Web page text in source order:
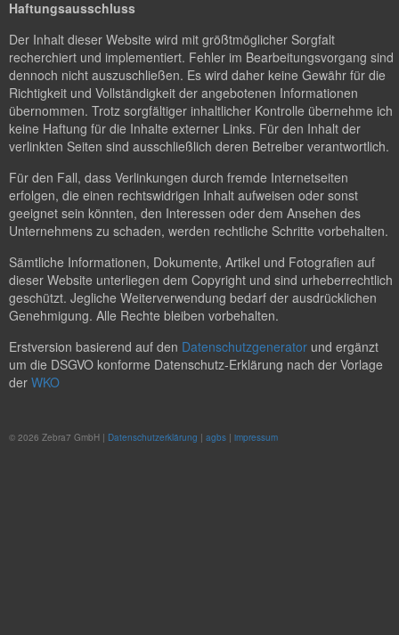
Haftungsausschluss
Der Inhalt dieser Website wird mit größtmöglicher Sorgfalt
recherchiert und implementiert. Fehler im Bearbeitungsvorgang sind
dennoch nicht auszuschließen. Es wird daher keine Gewähr für die
Richtigkeit und Vollständigkeit der angebotenen Informationen
übernommen. Trotz sorgfältiger inhaltlicher Kontrolle übernehme ich
keine Haftung für die Inhalte externer Links. Für den Inhalt der
verlinkten Seiten sind ausschließlich deren Betreiber verantwortlich.
Für den Fall, dass Verlinkungen durch fremde Internetseiten
erfolgen, die einen rechtswidrigen Inhalt aufweisen oder sonst
geeignet sein könnten, den Interessen oder dem Ansehen des
Unternehmens zu schaden, werden rechtliche Schritte vorbehalten.
Sämtliche Informationen, Dokumente, Artikel und Fotografien auf
dieser Website unterliegen dem Copyright und sind urheberrechtlich
geschützt. Jegliche Weiterverwendung bedarf der ausdrücklichen
Genehmigung. Alle Rechte bleiben vorbehalten.
Erstversion basierend auf den Datenschutzgenerator und ergänzt
um die DSGVO konforme Datenschutz-Erklärung nach der Vorlage
der WKO
© 2026 Zebra7 GmbH | Datenschutzerklärung | agbs | impressum